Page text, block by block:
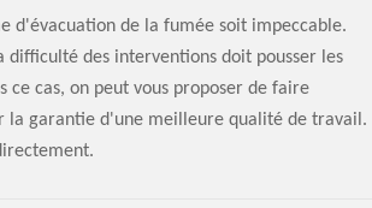
d'évacuation de la fumée soit impeccable.
difficulté des interventions doit pousser les
cas, on peut vous proposer de faire
la garantie d'une meilleure qualité de travail.